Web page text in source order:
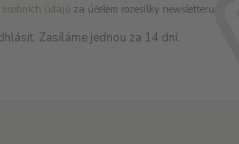
údajů za účelem rozesílky newsletteru.
Zasíláme jednou za 14 dní.